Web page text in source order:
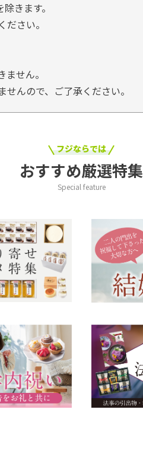
きます。
さい。
せん。
んので、ご了承ください。
フジならでは
おすすめ厳選特集
Special feature